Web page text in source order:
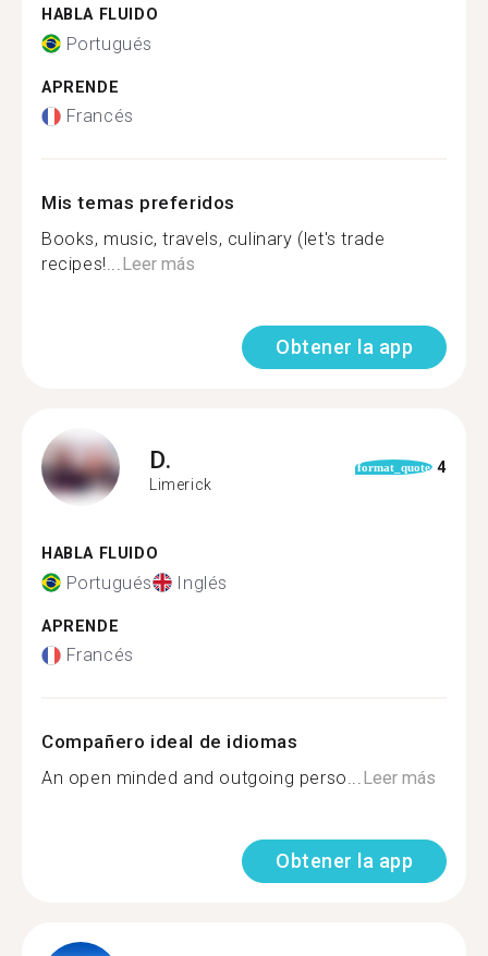
HABLA FLUIDO
Portugués
APRENDE
Francés
Mis temas preferidos
Books, music, travels, culinary (let's trade
recipes!...Leer más
Obtener la app
D.
Limerick
format_quote 4
HABLA FLUIDO
Portugués Inglés
APRENDE
Francés
Compañero ideal de idiomas
An open minded and outgoing perso...Leer más
Obtener la app